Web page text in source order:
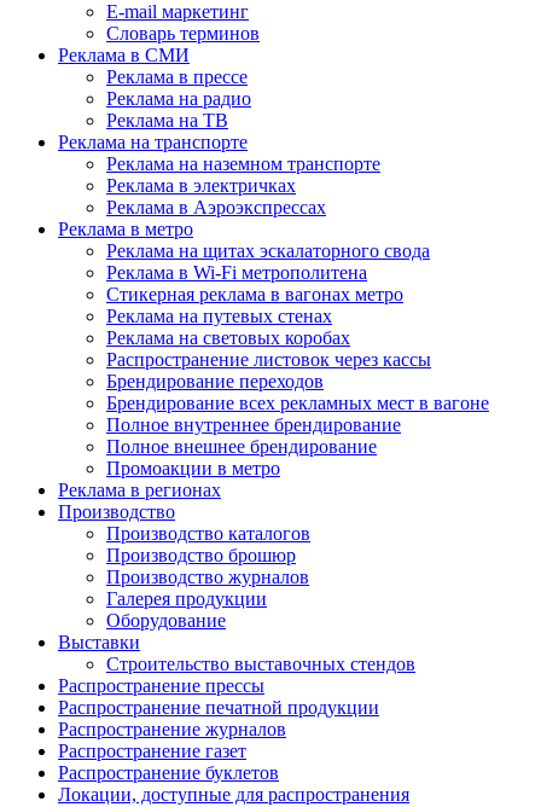
E-mail маркетинг
Словарь терминов
Реклама в СМИ
Реклама в прессе
Реклама на радио
Реклама на ТВ
Реклама на транспорте
Реклама на наземном транспорте
Реклама в электричках
Реклама в Аэроэкспрессах
Реклама в метро
Реклама на щитах эскалаторного свода
Реклама в Wi-Fi метрополитена
Стикерная реклама в вагонах метро
Реклама на путевых стенах
Реклама на световых коробах
Распространение листовок через кассы
Брендирование переходов
Брендирование всех рекламных мест в вагоне
Полное внутреннее брендирование
Полное внешнее брендирование
Промоакции в метро
Реклама в регионах
Производство
Производство каталогов
Производство брошюр
Производство журналов
Галерея продукции
Оборудование
Выставки
Строительство выставочных стендов
Распространение прессы
Распространение печатной продукции
Распространение журналов
Распространение газет
Распространение буклетов
Локации, доступные для распространения